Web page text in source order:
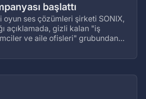
başlattı
oyun ses çözümleri şirketi SONIX,
açıklamada, gizli kalan "iş
ve aile ofisleri" grubundan